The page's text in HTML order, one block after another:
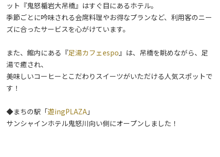
ット『鬼怒楯岩大吊橋』はすぐ目にあるホテル。
季節ごとに吟味される会席料理やお得なプランなど、利用客のニー
ズに合ったサービスを心がけています。
また、館内にある『足湯カフェespo』は、吊橋を眺めながら、足
湯で癒され、
美味しいコーヒーとこだわりスイーツがいただける人気スポットで
す！
◆まちの駅「遊ingPLAZA 」
サンシャインホテル鬼怒川向い側にオープンしました！